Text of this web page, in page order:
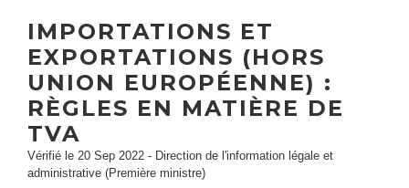
IMPORTATIONS ET
EXPORTATIONS (HORS
UNION EUROPÉENNE) :
RÈGLES EN MATIÈRE DE
TVA
Vérifié le 20 Sep 2022 - Direction de l'information légale et
administrative (Première ministre)